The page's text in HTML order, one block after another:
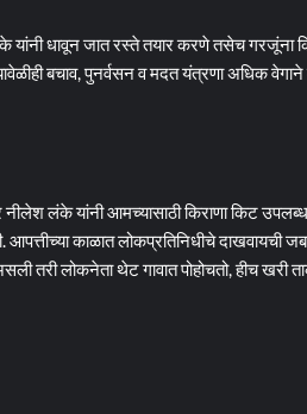
यांनी धावून जात रस्ते तयार करणे तसेच गरजूंना
बचाव, पुनर्वसन व मदत यंत्रणा अधिक
लंके यांनी आमच्यासाठी किराणा किट
काळात लोकप्रतिनिधीचे दाखवायची
तरी लोकनेता थेट गावात पोहोचतो, हीच खरी